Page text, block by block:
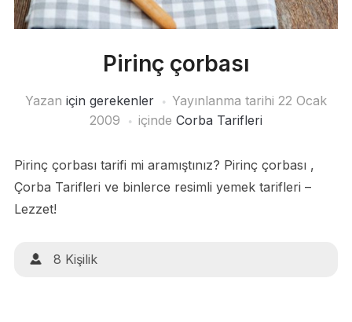
Pirinç çorbası
Yazan için gerekenler Yayınlanma tarihi 22 Ocak
2009
içinde Corba Tarifleri
Pirinç çorbası tarifi mi aramıştınız? Pirinç çorbası ,
Çorba Tarifleri ve binlerce resimli yemek tarifleri –
Lezzet!
8 Kişilik